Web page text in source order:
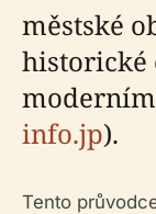
městské
historické
info.jp).
Tento